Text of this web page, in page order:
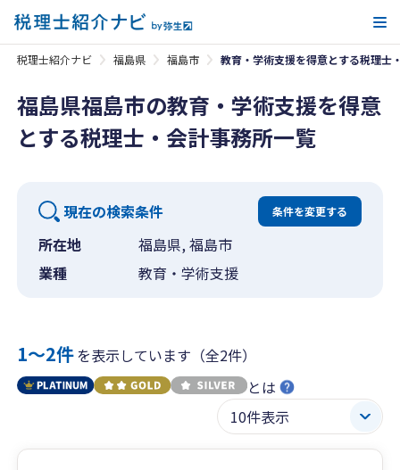
税理士紹介ナビ 福島県 福島市 教育・学術支援を得意とする税理士
福島県福島市の教育・学術支援を得意
とする税理士・会計事務所一覧
現在の検索条件 条件を変更する
所在地
福島県, 福島市
業種
教育・学術支援
1〜2件を表示しています（全2件）
とは